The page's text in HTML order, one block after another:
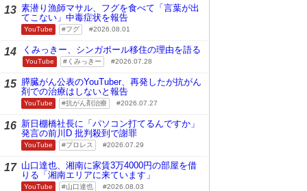
13 素潜り漁師マサル、フグを食べて「言葉が出
てこない」中毒症状を報告
YouTube フグ 2026.08.01
14 くみっきー、シンガポール移住の理由を語る
YouTube くみっきー 2026.07.28
15 膵臓がん公表のYouTuber、再発したが抗がん
剤での治療はしないと報告
YouTube 抗がん剤治療 2026.07.27
16 新日棚橋社長に「パソコン打てるんですか」
発言の前川D 批判殺到で謝罪
YouTube プロレス 2026.07.29
17 山口達也、湘南に家賃3万4000円の部屋を借
りる「湘南エリアに来ています」
YouTube 山口達也 2026.08.03